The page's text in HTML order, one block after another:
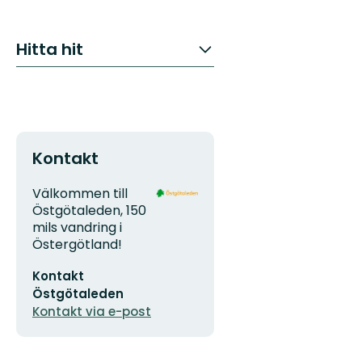
Hitta hit
Kontakt
Adress
Välkommen till
Östgötaleden, 150
mils vandring i
Östergötland!
postadress
Kontakt
Östgötaleden
Kontakt via e-post
Organisationens